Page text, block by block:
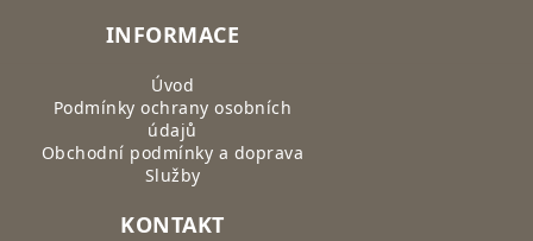
INFORMACE
Úvod
Podmínky ochrany osobních
údajů
Obchodní podmínky a doprava
Služby
KONTAKT